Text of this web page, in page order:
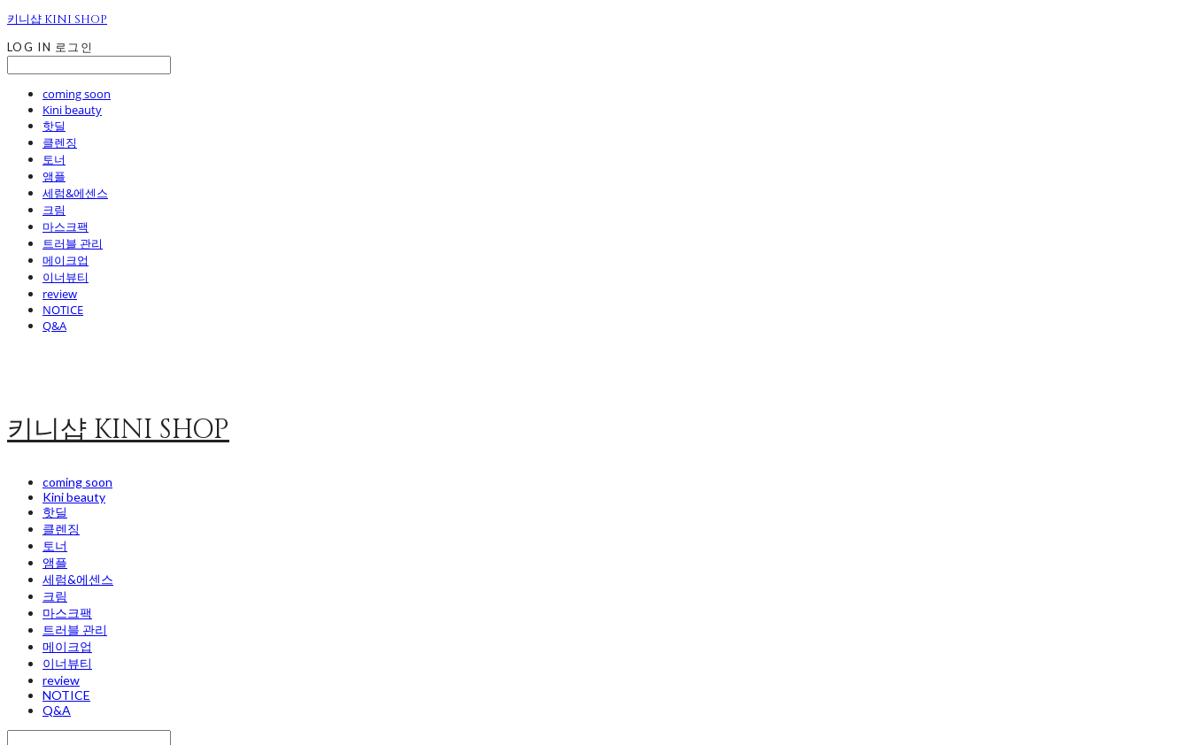
키니샵 KINI SHOP
LOG IN 로그인
coming soon
Kini beauty
핫딜
클렌징
토너
앰플
세럼&에센스
크림
마스크팩
트러블 관리
메이크업
이너뷰티
review
NOTICE
Q&A
키니샵 KINI SHOP
coming soon
Kini beauty
핫딜
클렌징
토너
앰플
세럼&에센스
크림
마스크팩
트러블 관리
메이크업
이너뷰티
review
NOTICE
Q&A